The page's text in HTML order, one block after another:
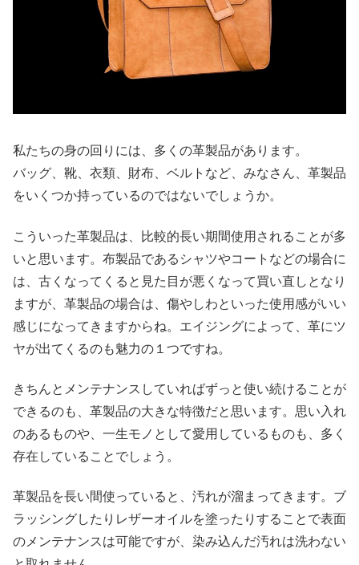
私たちの身の回りには、多くの革製品があります。
バッグ、靴、衣類、財布、ベルトなど、みなさん、革製品
をいくつか持っているのではないでしょうか。
こういった革製品は、比較的長い期間使用されることが多
いと思います。布製品であるシャツやコートなどの場合に
は、古くなってくると見た目が悪くなって買い直しとなり
ますが、革製品の場合は、傷やしわといった使用感がいい
感じになってきますからね。エイジングによって、革にツ
ヤが出てくるのも魅力の１つですね。
きちんとメンテナンスしていればずっと使い続けることが
できるのも、革製品の大きな特徴だと思います。思い入れ
のあるものや、一生モノとして愛用しているものも、多く
存在していることでしょう。
革製品を長い間使っていると、汚れが溜まってきます。ブ
ラッシングしたりレザーオイルを塗ったりすることで表面
のメンテナンスは可能ですが、染み込んだ汚れは洗わない